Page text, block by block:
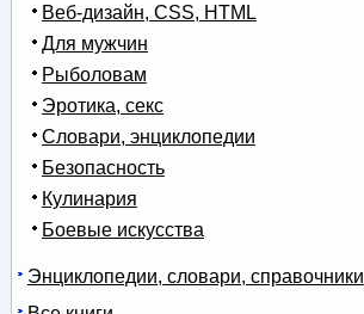
Веб-дизайн, CSS, HTML
Для мужчин
Рыболовам
Эротика, секс
Словари, энциклопедии
Безопасность
Кулинария
Боевые искусства
Энциклопедии, словари, справочники